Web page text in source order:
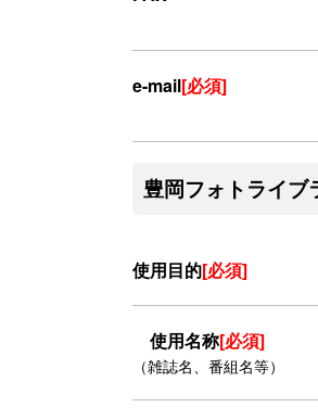
e-mail[必須]
豊岡フォトライブ
使用目的[必須]
使用名称[必須]
（雑誌名、番組名等）